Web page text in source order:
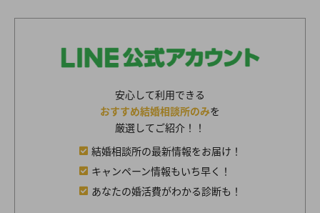
安心して利用できる
おすすめ結婚相談所のみを
厳選してご紹介！！
結婚相談所の最新情報をお届け！
キャンペーン情報もいち早く！
あなたの婚活費がわかる診断も！